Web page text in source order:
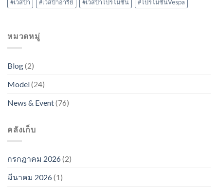
#เวสป้า
#เวสป้าอารีย์ #เวสป้าโปรโมชั่น #โปรโมชั่นVespa
หมวดหมู่
Blog(2)
Model(24)
News & Event(76)
คลังเก็บ
กรกฎาคม 2026(2)
มีนาคม 2026(1)